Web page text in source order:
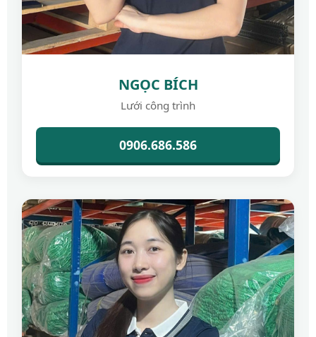
NGỌC BÍCH
Lưới công trình
0906.686.586